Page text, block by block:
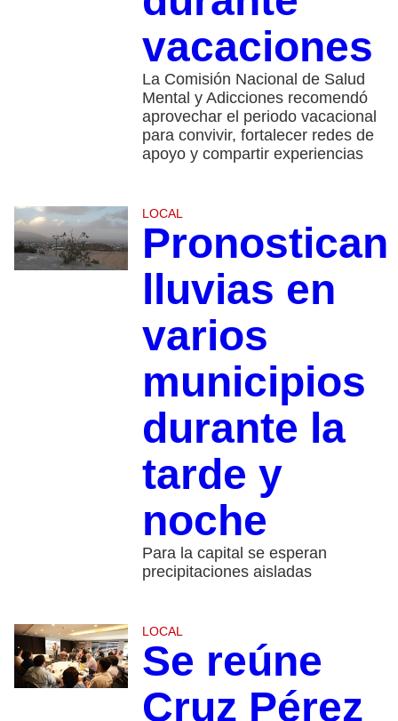
vacaciones
La Comisión Nacional de Salud
Mental y Adicciones recomendó
aprovechar el periodo vacacional
para convivir, fortalecer redes de
apoyo y compartir experiencias
LOCAL
Pronostican
lluvias en
varios
municipios
durante la
tarde y
noche
Para la capital se esperan
precipitaciones aisladas
LOCAL
Se reúne
Cruz Pérez